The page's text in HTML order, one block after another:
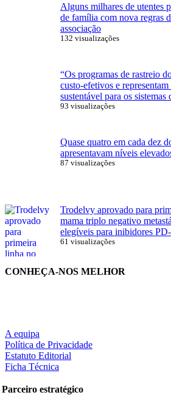
Alguns milhares de utentes
de família com nova regras
associação
132 visualizações
“Os programas de rastreio
custo-efetivos e
sustentável para os sistemas
93 visualizações
Quase quatro em cada dez
apresentavam níveis
87 visualizações
Trodelvy aprovado para
mama triplo negativo
elegíveis para inibidores
61 visualizações
CONHEÇA-NOS MELHOR
A equipa
Política de Privacidade
Estatuto Editorial
Ficha Técnica
Parceiro estratégico